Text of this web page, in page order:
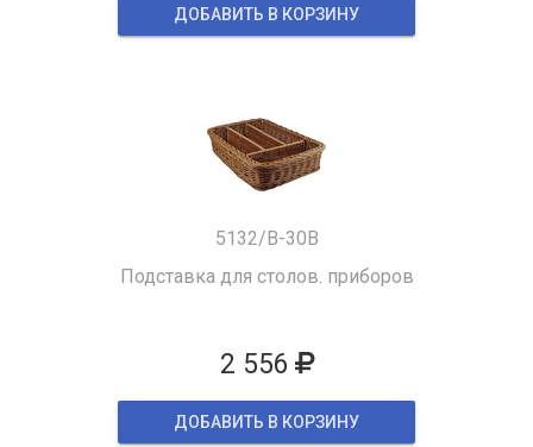
ДОБАВИТЬ В КОРЗИНУ
5132/B-30B
Подставка для столов. приборов
2 556
ДОБАВИТЬ В КОРЗИНУ